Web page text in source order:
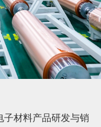
子材料产品研发与销